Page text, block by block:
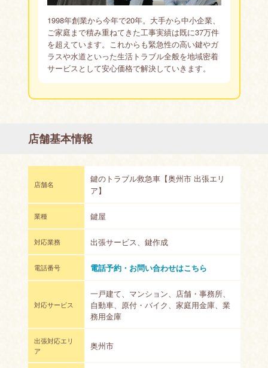
1998年創業から今年で20年。大手から中小企業、
ご家庭まで積み重ねてきた工事実績は既に37万件
を超えています。これからも緊急性の高い鍵やガ
ラスや水道といった生活トラブル全般を地域密着
サービスとして安心価格で解決していきます。
店舗基本情報
店舗名
鍵のトラブル救急車【奥州市 出張エリ
ア】
業種 鍵屋
対応業務 出張サービス、鍵作成
電話番号 電話予約・お問い合わせはこちら
対応サービス
一戸建て、マンション、店舗・事務所、
自動車、原付・バイク、家庭用金庫、業
務用金庫
出張対応エリ
ア
奥州市